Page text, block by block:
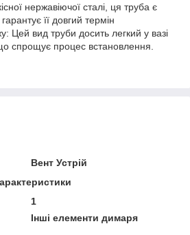
нержавіючої сталі, ця труба є
її довгий термін
Цей вид труби досить легкий у вазі
спрощує процес встановлення.
Вент Устрій
1
Інші елементи димаря